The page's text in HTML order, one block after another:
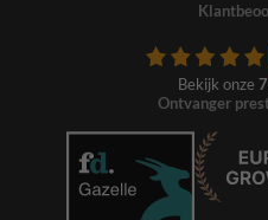
Bekijk onze
Ontvanger